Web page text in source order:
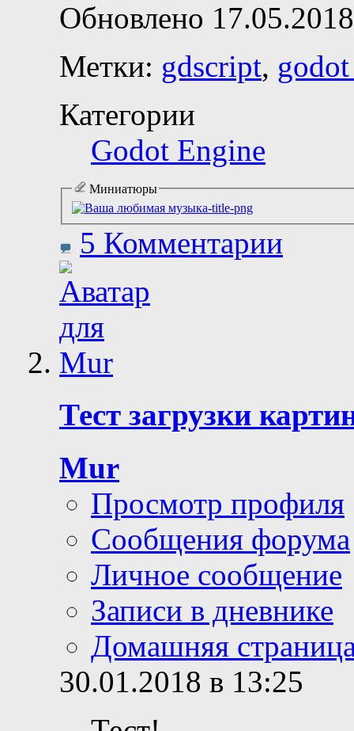
Обновлено
Метки: gdscript,
Категории
Godot Engine
Миниатюры
5 Комментарии
Тест загрузки
Mur
Просмотр профиля
Сообщения форума
Личное сообщение
Записи в дневнике
Домашняя
30.01.2018 в 13:25